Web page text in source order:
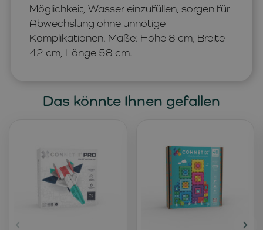
Möglichkeit, Wasser einzufüllen, sorgen für
Abwechslung ohne unnötige
Komplikationen. Maße: Höhe 8 cm, Breite
42 cm, Länge 58 cm.
Das könnte Ihnen gefallen